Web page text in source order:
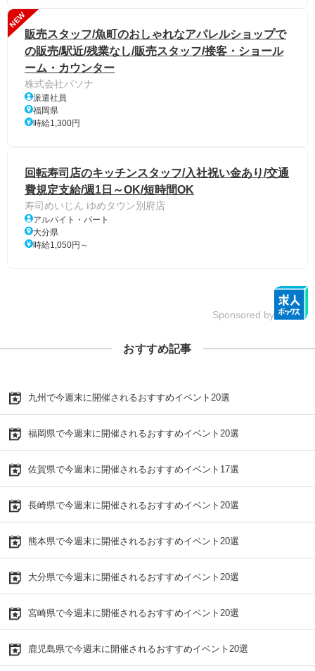
NEW
販売スタッフ/魚町のおしゃれなアパレルショップで
の販売/駅近/残業なし/販売スタッフ/接客・ショール
ーム・カウンター
株式会社パソナ
派遣社員
福岡県
時給1,300円
回転寿司店のキッチンスタッフ/入社祝い金あり/交通
費規定支給/週1日～OK/短時間OK
寿司めいじん ゆめタウン別府店
アルバイト・パート
大分県
時給1,050円～
Sponsored by
おすすめ記事
九州で今週末に開催されるおすすめイベント20選
福岡県で今週末に開催されるおすすめイベント20選
佐賀県で今週末に開催されるおすすめイベント17選
長崎県で今週末に開催されるおすすめイベント20選
熊本県で今週末に開催されるおすすめイベント20選
大分県で今週末に開催されるおすすめイベント20選
宮崎県で今週末に開催されるおすすめイベント20選
鹿児島県で今週末に開催されるおすすめイベント20選